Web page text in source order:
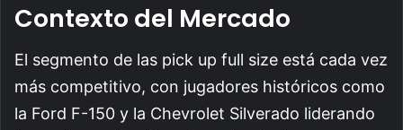
Contexto del Mercado
El segmento de las pick up full size está cada vez
más competitivo, con jugadores históricos como
la Ford F-150 y la Chevrolet Silverado liderando